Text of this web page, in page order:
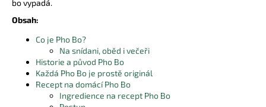
bo vypadá.
Obsah:
Co je Pho Bo?
Na snídani, oběd i večeři
Historie a původ Pho Bo
Každá Pho Bo je prostě originál
Recept na domácí Pho Bo
Ingredience na recept Pho Bo
u
j